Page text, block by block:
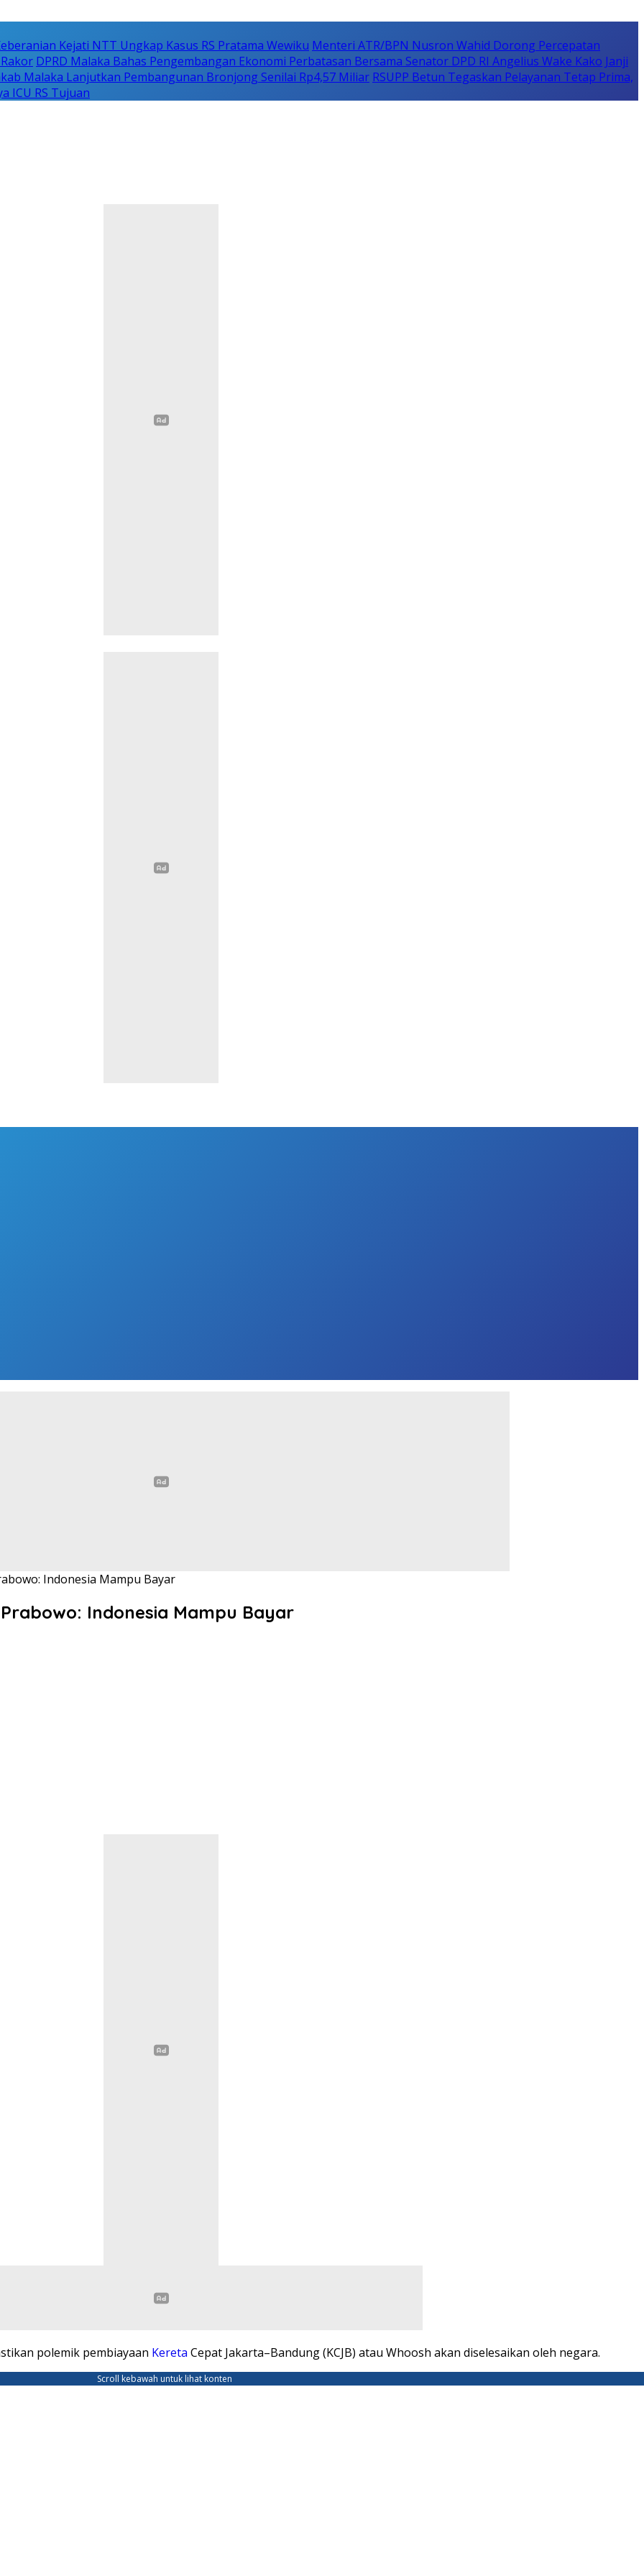
Kejati NTT Ungkap Kasus RS Pratama Wewiku Menteri ATR/BPN Nusron Wahid Dorong Percepatan
DPRD Malaka Bahas Pengembangan Ekonomi Perbatasan Bersama Senator DPD RI Angelius Wake Kako Janji
Malaka Lanjutkan Pembangunan Bronjong Senilai Rp4,57 Miliar RSUPP Betun Tegaskan Pelayanan Tetap Prima,
ICU RS Tujuan
Indonesia Mampu Bayar
Indonesia Mampu Bayar
polemik pembiayaan Kereta Cepat Jakarta–Bandung (KCJB) atau Whoosh akan diselesaikan oleh negara.
Scroll kebawah untuk lihat konten